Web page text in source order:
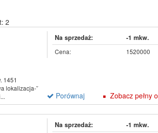
2
1451
lokalizacja-˘
Na sprzedaż: -1 mkw.
Cena: 1520000
Porównaj Zobacz pełny
Na sprzedaż: -1 mkw.